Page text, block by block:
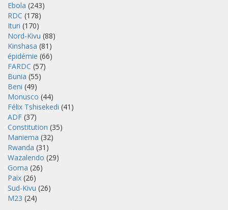
Ebola (243)
RDC (178)
Ituri (170)
Nord-Kivu (88)
Kinshasa (81)
épidémie (66)
FARDC (57)
Bunia (55)
Beni (49)
Monusco (44)
Félix Tshisekedi (41)
ADF (37)
Constitution (35)
Maniema (32)
Rwanda (31)
Wazalendo (29)
Goma (26)
Paix (26)
Sud-Kivu (26)
M23 (24)